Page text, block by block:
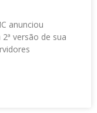
anunciou
versão de sua